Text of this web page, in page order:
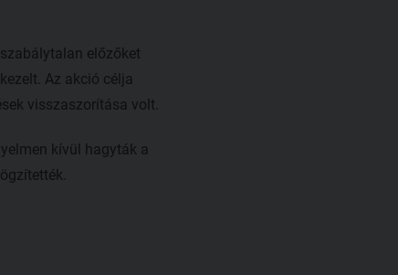
előzőket
Az akció célja
visszaszorítása volt.
kívül hagyták a